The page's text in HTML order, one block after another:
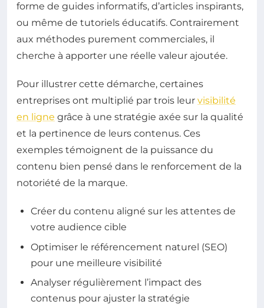
forme de guides informatifs, d’articles inspirants,
ou même de tutoriels éducatifs. Contrairement
aux méthodes purement commerciales, il
cherche à apporter une réelle valeur ajoutée.
Pour illustrer cette démarche, certaines
entreprises ont multiplié par trois leur visibilité
en ligne grâce à une stratégie axée sur la qualité
et la pertinence de leurs contenus. Ces
exemples témoignent de la puissance du
contenu bien pensé dans le renforcement de la
notoriété de la marque.
Créer du contenu aligné sur les attentes de
votre audience cible
Optimiser le référencement naturel (SEO)
pour une meilleure visibilité
Analyser régulièrement l’impact des
contenus pour ajuster la stratégie